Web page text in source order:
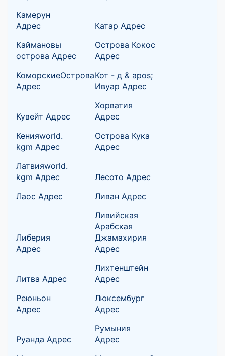
Камерун
Адрес
Катар Адрес
Каймановы
острова Адрес
Острова Кокос
Адрес
КоморскиеОстрова
Адрес
Кот - д & apos;
Ивуар Адрес
Кувейт Адрес
Хорватия
Адрес
Кенияworld.
kgm Адрес
Острова Кука
Адрес
Латвияworld.
kgm Адрес
Лесото Адрес
Лаос Адрес
Ливан Адрес
Либерия
Адрес
Ливийская
Арабская
Джамахирия
Адрес
Литва Адрес
Лихтенштейн
Адрес
Реюньон
Адрес
Люксембург
Адрес
Руанда Адрес
Румыния
Адрес